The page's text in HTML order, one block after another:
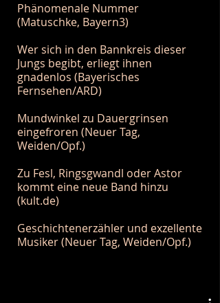
Phänomenale Nummer
(Matuschke, Bayern3)
Wer sich in den Bannkreis dieser
Jungs begibt, erliegt ihnen
gnadenlos (Bayerisches
Fernsehen/ARD)
Mundwinkel zu Dauergrinsen
eingefroren (Neuer Tag,
Weiden/Opf.)
Zu Fesl, Ringsgwandl oder Astor
kommt eine neue Band hinzu
(kult.de)
Geschichtenerzähler und exzellente
Musiker (Neuer Tag, Weiden/Opf.)